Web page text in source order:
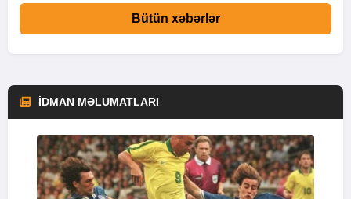
Bütün xəbərlər
İDMAN MƏLUMATLARI